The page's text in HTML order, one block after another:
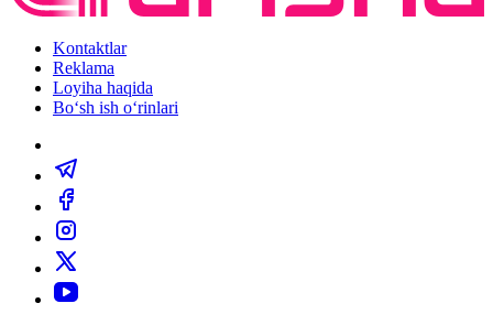
Kontaktlar
Reklama
Loyiha haqida
Bo‘sh ish o‘rinlari